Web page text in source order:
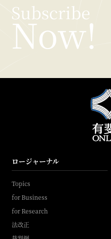
ロージャーナル
Topics
for Business
for Research
法改正